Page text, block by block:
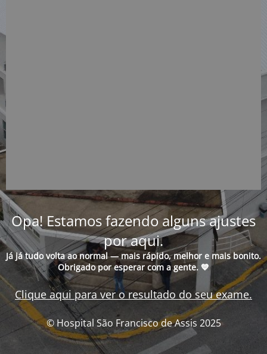
Opa! Estamos fazendo alguns ajustes
por aqui.
Já já tudo volta ao normal — mais rápido, melhor e mais bonito.
Obrigado por esperar com a gente. 💙
Clique aqui para ver o resultado do seu exame.
© Hospital São Francisco de Assis 2025